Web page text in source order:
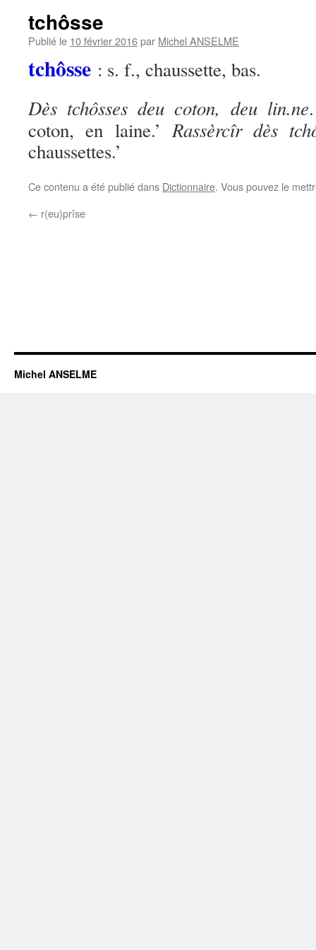
tchôsse
Publié le 10 février 2016par Michel ANSELME
tchôsse : s. f., chaussette, bas.
Dès tchôsses deu coton, deu lin.ne
coton, en laine.’Rassèrcîr dès
chaussettes.’
Ce contenu a été publié dans Dictionnaire. Vous pouvez le
← r(eu)prîse
Michel ANSELME